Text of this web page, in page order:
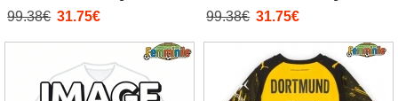
2025-26 Manica Corta
99.38€ 31.75€
Femminile 2025-26 Manica Corta
99.38€ 31.75€